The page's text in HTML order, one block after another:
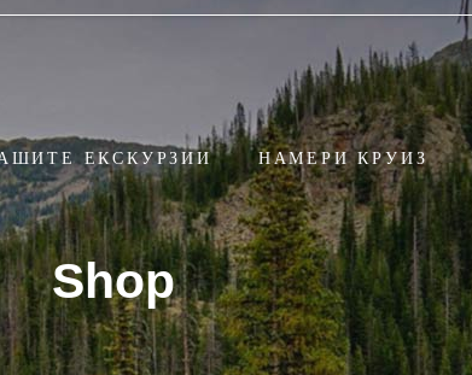
ЕКСКУРЗИИ НАМЕРИ КРУИЗ
Shop